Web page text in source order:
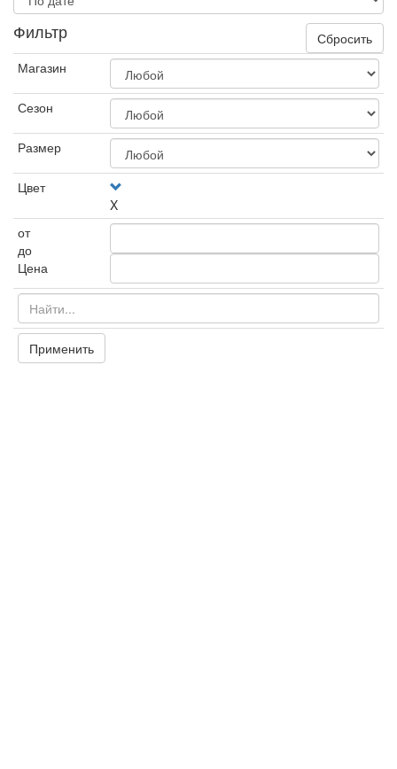
Фильтр
Сбросить
Магазин
Сезон
Размер
Цвет
X
от
до
Цена
Применить